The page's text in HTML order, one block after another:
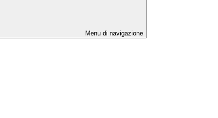
Menu di navigazione